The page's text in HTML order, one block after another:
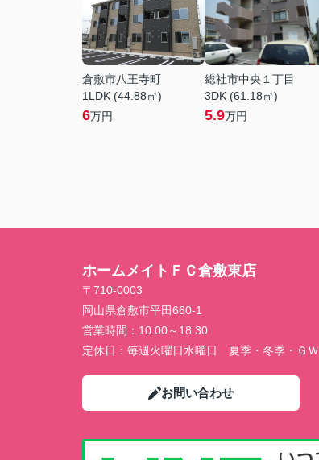
倉敷市八王寺町
1LDK (44.88㎡)
6万円
総社市中央１丁目
3DK (61.18㎡)
5.9万円
ホームメイトＦＣ倉敷東店
〒710-0003
岡山県倉敷市平田660-1
営業時間： 10:00～18:30
定休日： 毎週火曜日水曜日 夏季・冬季・ＧＷ
お問い合わせ